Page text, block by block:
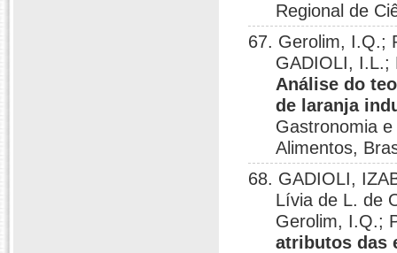
Regional de
67. Gerolim, I.Q.;
GADIOLI, I.L.;
Análise do
de laranja
Gastronomia
Alimentos,
68. GADIOLI,
Lívia de L. de
Gerolim, I.Q.;
atributos das